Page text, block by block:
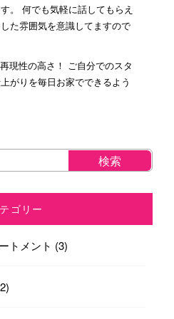
。 何でも気軽に話してもらえ
た雰囲気を意識してますので
現性の高さ！ ご自分でのスタ
がりを毎日お家でできるよう
ゴリー
トメント (3)